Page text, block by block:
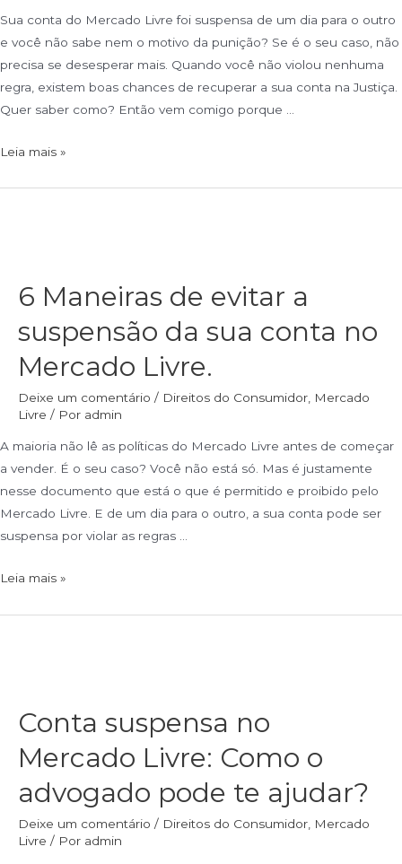
Sua conta do Mercado Livre foi suspensa de um dia para o outro
e você não sabe nem o motivo da punição? Se é o seu caso, não
precisa se desesperar mais. Quando você não violou nenhuma
regra, existem boas chances de recuperar a sua conta na Justiça.
Quer saber como? Então vem comigo porque …
Leia mais »
6 Maneiras de evitar a
suspensão da sua conta no
Mercado Livre.
Deixe um comentário / Direitos do Consumidor Mercado
Livre / Por admin
A maioria não lê as políticas do Mercado Livre antes de começar
a vender. É o seu caso? Você não está só. Mas é justamente
nesse documento que está o que é permitido e proibido pelo
Mercado Livre. E de um dia para o outro, a sua conta pode ser
suspensa por violar as regras …
Leia mais »
Conta suspensa no
Mercado Livre: Como o
advogado pode te ajudar?
Deixe um comentário / Direitos do Consumidor Mercado
Livre / Por admin